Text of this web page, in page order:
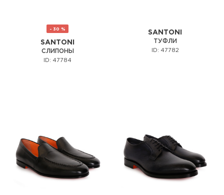
- 30 %
SANTONI
СЛИПОНЫ
ID: 47784
SANTONI
ТУФЛИ
ID: 47782